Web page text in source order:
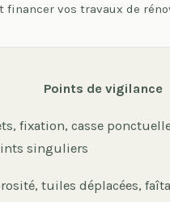
vos travaux de
Points de vigilance
fixation, casse
singuliers
tuiles déplacées,